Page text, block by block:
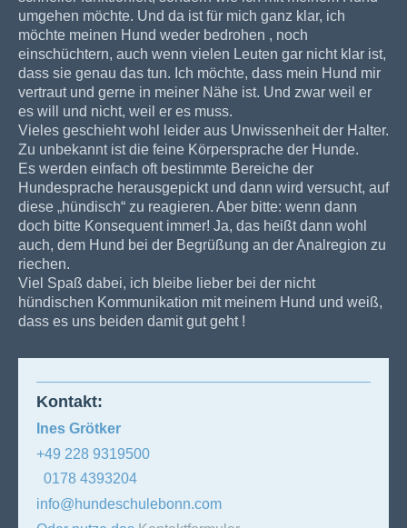
umgehen möchte. Und da ist für mich ganz klar, ich
möchte meinen Hund weder bedrohen , noch
einschüchtern, auch wenn vielen Leuten gar nicht klar ist,
dass sie genau das tun. Ich möchte, dass mein Hund mir
vertraut und gerne in meiner Nähe ist. Und zwar weil er
es will und nicht, weil er es muss.
Vieles geschieht wohl leider aus Unwissenheit der Halter.
Zu unbekannt ist die feine Körpersprache der Hunde.
Es werden einfach oft bestimmte Bereiche der
Hundesprache herausgepickt und dann wird versucht, auf
diese „hündisch“ zu reagieren. Aber bitte: wenn dann
doch bitte Konsequent immer! Ja, das heißt dann wohl
auch, dem Hund bei der Begrüßung an der Analregion zu
riechen.
Viel Spaß dabei, ich bleibe lieber bei der nicht
hündischen Kommunikation mit meinem Hund und weiß,
dass es uns beiden damit gut geht !
Kontakt:
Ines Grötker
+49 228 9319500
0178 4393204
info@hundeschulebonn.com